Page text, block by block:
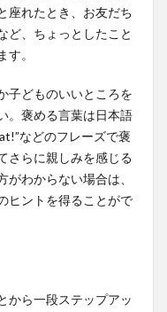
座れたとき、お友だち
ど、ちょっとしたこと
。
子どものいいところを
。褒める言葉は日本語
などのフレーズで褒
さらに親しみを感じる
わからない場合は、
ヒントを得ることがで
から一段ステップアッ